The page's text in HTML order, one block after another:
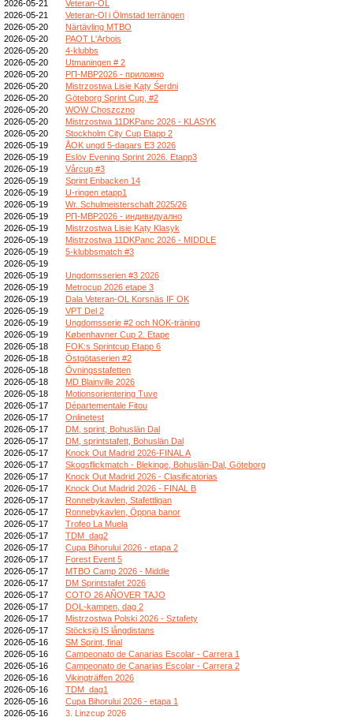
2026-05-21
Veteran-OL
2026-05-21
Veteran-Ol i Ölmstad terrängen
2026-05-20
Närtävling MTBO
2026-05-20
PAOT L'Arbois
2026-05-20
4-klubbs
2026-05-20
Utmaningen # 2
2026-05-20
РП-МВР2026 - приложно
2026-05-20
Mistrzostwa Lisie Kąty Śerdni
2026-05-20
Göteborg Sprint Cup, #2
2026-05-20
WOW Choszczno
2026-05-20
Mistrzostwa 11DKPanc 2026 - KLASYK
2026-05-20
Stockholm City Cup Etapp 2
2026-05-19
ÅOK ungd 5-dagars E3 2026
2026-05-19
Eslöv Evening Sprint 2026. Etapp3
2026-05-19
Vårcup #3
2026-05-19
Sprint Enbacken 14
2026-05-19
U-ringen etapp1
2026-05-19
Wr. Schulmeisterschaft 2025/26
2026-05-19
РП-МВР2026 - индивидуално
2026-05-19
Mistrzostwa Lisie Kąty Klasyk
2026-05-19
Mistrzostwa 11DKPanc 2026 - MIDDLE
2026-05-19
5-klubbsmatch #3
2026-05-19
2026-05-19
Ungdomsserien #3 2026
2026-05-19
Metrocup 2026 etape 3
2026-05-19
Dala Veteran-OL Korsnäs IF OK
2026-05-19
VPT Del 2
2026-05-19
Ungdomsserie #2 och NOK-träning
2026-05-19
Københavner Cup 2. Etape
2026-05-18
FOK:s Sprintcup Etapp 6
2026-05-18
Östgötaserien #2
2026-05-18
Övningsstafetten
2026-05-18
MD Blainville 2026
2026-05-18
Motionsorientering Tuve
2026-05-17
Départementale Fitou
2026-05-17
Onlinetest
2026-05-17
DM, sprint, Bohuslän Dal
2026-05-17
DM, sprintstafett, Bohuslän Dal
2026-05-17
Knock Out Madrid 2026-FINAL A
2026-05-17
Skogsflickmatch - Blekinge, Bohuslän-Dal, Göteborg
2026-05-17
Knock Out Madrid 2026 - Clasificatorias
2026-05-17
Knock Out Madrid 2026 - FINAL B
2026-05-17
Ronnebykavlen, Stafettligan
2026-05-17
Ronnebykavlen, Öppna banor
2026-05-17
Trofeo La Muela
2026-05-17
TDM_dag2
2026-05-17
Cupa Bihorului 2026 - etapa 2
2026-05-17
Forest Event 5
2026-05-17
MTBO Camp 2026 - Middle
2026-05-17
DM Sprintstafet 2026
2026-05-17
COTO 26 AÑOVER TAJO
2026-05-17
DOL-kampen, dag 2
2026-05-17
Mistrzostwa Polski 2026 - Sztafety
2026-05-17
Stöcksjö IS långdistans
2026-05-16
SM Sprint, final
2026-05-16
Campeonato de Canarias Escolar - Carrera 1
2026-05-16
Campeonato de Canarias Escolar - Carrera 2
2026-05-16
Vikingträffen 2026
2026-05-16
TDM_dag1
2026-05-16
Cupa Bihorului 2026 - etapa 1
2026-05-16
3. Linzcup 2026